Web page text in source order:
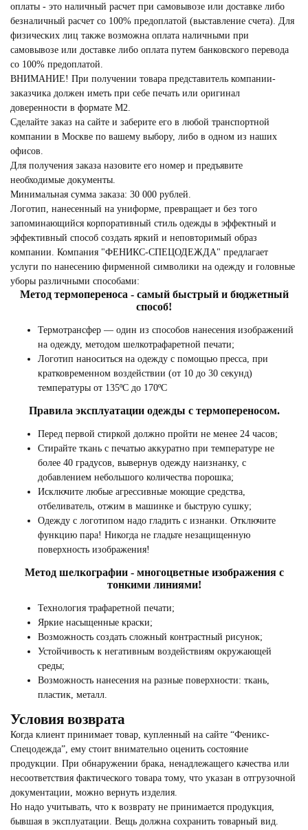
оплаты - это наличный расчет при самовывозе или доставке либо
безналичный расчет со 100% предоплатой (выставление счета). Для
физических лиц также возможна оплата наличными при
самовывозе или доставке либо оплата путем банковского перевода
со 100% предоплатой.
ВНИМАНИЕ! При получении товара представитель компании-
заказчика должен иметь при себе печать или оригинал
доверенности в формате М2.
Сделайте заказ на сайте и заберите его в любой транспортной
компании в Москве по вашему выбору, либо в одном из наших
офисов.
Для получения заказа назовите его номер и предъявите
необходимые документы.
Минимальная сумма заказа: 30 000 рублей.
Логотип, нанесенный на униформе, превращает и без того
запоминающийся корпоративный стиль одежды в эффектный и
эффективный способ создать яркий и неповторимый образ
компании. Компания "ФЕНИКС-СПЕЦОДЕЖДА" предлагает
услуги по нанесению фирменной символики на одежду и головные
уборы различными способами:
Метод термопереноса - самый быстрый и бюджетный
способ!
Термотрансфер — один из способов нанесения изображений
на одежду, методом шелкотрафаретной печати;
Логотип наноситься на одежду с помощью пресса, при
кратковременном воздействии (от 10 до 30 секунд)
температуры от 135ºС до 170ºС
Правила эксплуатации одежды с термопереносом.
Перед первой стиркой должно пройти не менее 24 часов;
Стирайте ткань с печатью аккуратно при температуре не
более 40 градусов, вывернув одежду наизнанку, с
добавлением небольшого количества порошка;
Исключите любые агрессивные моющие средства,
отбеливатель, отжим в машинке и быструю сушку;
Одежду с логотипом надо гладить с изнанки. Отключите
функцию пара! Никогда не гладьте незащищенную
поверхность изображения!
Метод шелкографии - многоцветные изображения с
тонкими линиями!
Технология трафаретной печати;
Яркие насыщенные краски;
Возможность создать сложный контрастный рисунок;
Устойчивость к негативным воздействиям окружающей
среды;
Возможность нанесения на разные поверхности: ткань,
пластик, металл.
Условия возврата
Когда клиент принимает товар, купленный на сайте “Феникс-
Спецодежда”, ему стоит внимательно оценить состояние
продукции. При обнаружении брака, ненадлежащего качества или
несоответствия фактического товара тому, что указан в отгрузочной
документации, можно вернуть изделия.
Но надо учитывать, что к возврату не принимается продукция,
бывшая в эксплуатации. Вещь должна сохранить товарный вид.